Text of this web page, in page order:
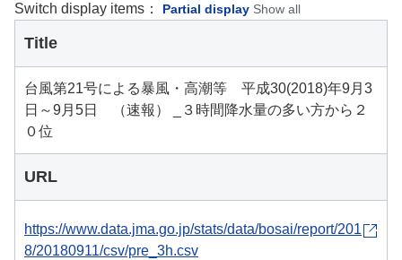
Switch display items： Partial display Show all
Title
台風第21号による暴風・高潮等 平成30(2018)年9月3
日～9月5日 （速報） _３時間降水量の多い方から２
０位
URL
https://www.data.jma.go.jp/stats/data/bosai/report/201
8/20180911/csv/pre_3h.csv